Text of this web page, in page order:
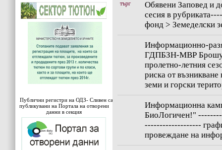
Публични регистри на ОДЗ- Сливен са
публикувани на Портала на отворени
данни в секция
търг
Обявени Заповед и
сесия в
фонд > Земеделски
Информационно-
ГДПБЗН-МВР
пролетно-летния
риска от
земи и горски
Информационна
БиоЛогичен!"
-------------------
провеждане на